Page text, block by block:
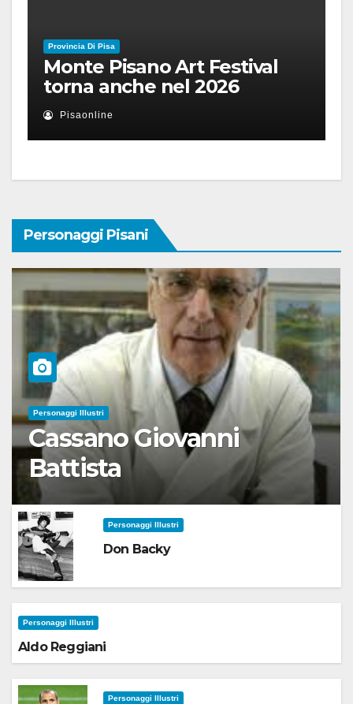
Provincia Di Pisa
Monte Pisano Art Festival
torna anche nel 2026
Pisaonline
Personaggi Pisani
Personaggi Illustri
Cassano Giovanni
Battista
Personaggi Illustri
Don Backy
Personaggi Illustri
Aldo Reggiani
Personaggi Illustri